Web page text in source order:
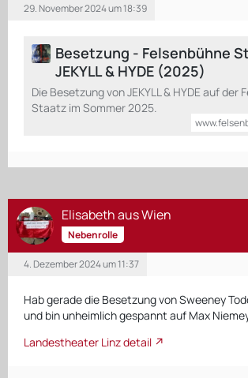
29. November 2024 um 18:39
Besetzung - Felsenbühne
JEKYLL & HYDE (2025)
Die Besetzung von JEKYLL & HYDE auf der
Staatz im Sommer 2025.
Elisabeth aus Wien
Nebenrolle
4. Dezember 2024 um 11:37
Hab gerade die Besetzung von Sweeney
und bin unheimlich gespannt auf Max
Landestheater Linz detail